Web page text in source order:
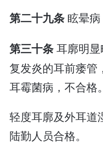
第二十九条 眩晕病
第三十条耳廓明
复发炎的耳前瘘管
耳霉菌病，不合格。
轻度耳廓及外耳道
陆勤人员合格。